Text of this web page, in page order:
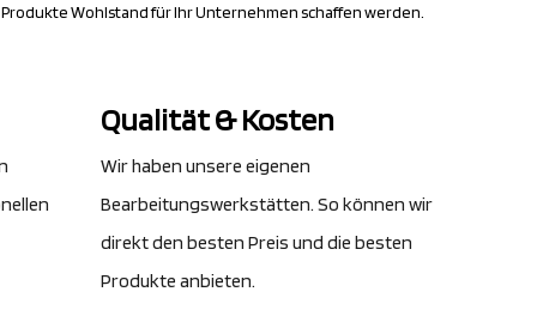
Wohlstand für Ihr Unternehmen schaffen werden.
Qualität & Kosten
Wir haben unsere eigenen
Bearbeitungswerkstätten. So können wir
direkt den besten Preis und die besten
Produkte anbieten.